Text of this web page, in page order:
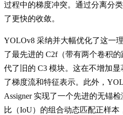
过程中的梯度冲突。通过分离分
了更快的收敛。
YOLOv8 采纳并大幅优化了这一
了最先进的 C2f（带有两个卷积
代了旧的 C3 模块。这在不增加
了梯度流和特征表示。此外，
Assigner 实现了一个先进的无锚
比（IoU）的组合动态匹配正样本